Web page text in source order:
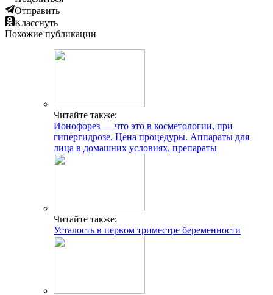
Отправить
Класснуть
Похожие публикации
Читайте также:
Ионофорез — что это в косметологии, при
гипергидрозе. Цена процедуры. Аппараты для
лица в домашних условиях, препараты
Читайте также:
Усталость в первом триместре беременности